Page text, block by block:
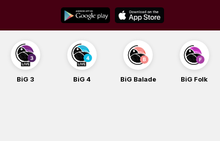
content
BiG 3 BiG 4 BiG Balade BiG Folk